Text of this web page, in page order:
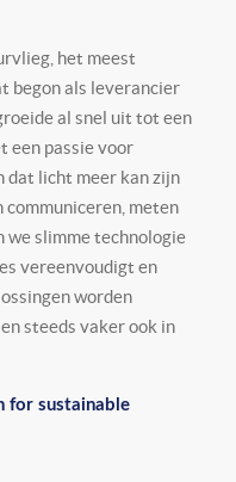
het meest
begon als leverancier
al snel uit tot een
een passie voor
dat licht meer kan zijn
meten
we slimme technologie
vereenvoudigt en
worden
steeds vaker ook in
for sustainable